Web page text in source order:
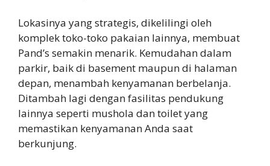
Lokasinya yang strategis, dikelilingi oleh
komplek toko-toko pakaian lainnya, membuat
Pand’s semakin menarik. Kemudahan dalam
parkir, baik di basement maupun di halaman
depan, menambah kenyamanan berbelanja.
Ditambah lagi dengan fasilitas pendukung
lainnya seperti mushola dan toilet yang
memastikan kenyamanan Anda saat
berkunjung.